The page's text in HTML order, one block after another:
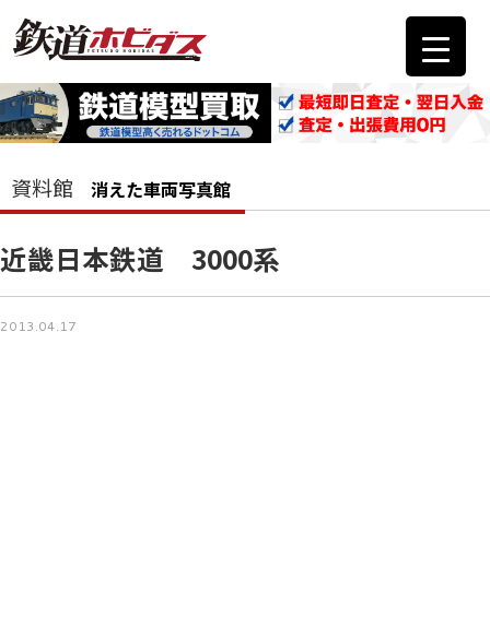
資料館 消えた車両写真館
近畿日本鉄道 3000系
2013.04.17